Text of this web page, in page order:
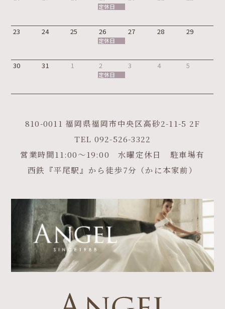
定休日
23 24 25 26
定休日
27 28 29
30 31 1 2
定休日
3 4 5
810-0011 福岡県福岡市中央区高砂2-11-5 2F
TEL 092-526-3322
営業時間11:00～19:00 水曜定休日 駐車場有
西鉄『平尾駅』から徒歩7分（かに本家前）